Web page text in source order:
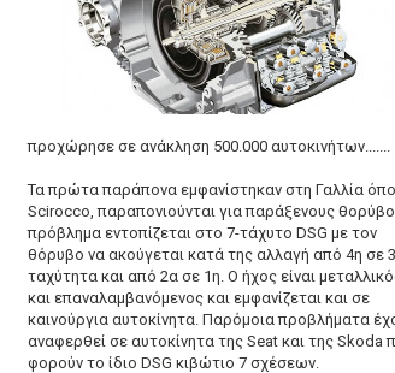
προχώρησε σε ανάκληση 500.000 αυτοκινήτων.......
Τα πρώτα παράπονα εμφανίστηκαν στη Γαλλία
Scirocco, παραπονιούνται για παράξενους
πρόβλημα εντοπίζεται στο 7-τάχυτο DSG με τον
θόρυβο να ακούγεται κατά της αλλαγή από 4η σε
ταχύτητα και από 2α σε 1η. Ο ήχος είναι
και επαναλαμβανόμενος και εμφανίζεται και σε
καινούργια αυτοκίνητα. Παρόμοια προβλήματα
αναφερθεί σε αυτοκίνητα της Seat και της Skoda
φορούν το ίδιο DSG κιβώτιο 7 σχέσεων.